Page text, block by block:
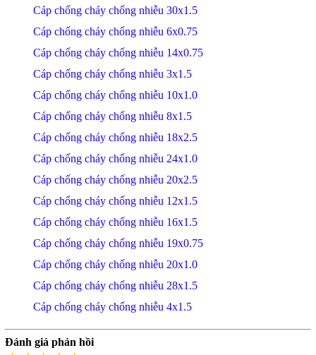
Cáp chống cháy chống nhiễu 30x1.5
Cáp chống cháy chống nhiễu 6x0.75
Cáp chống cháy chống nhiễu 14x0.75
Cáp chống cháy chống nhiễu 3x1.5
Cáp chống cháy chống nhiễu 10x1.0
Cáp chống cháy chống nhiễu 8x1.5
Cáp chống cháy chống nhiễu 18x2.5
Cáp chống cháy chống nhiễu 24x1.0
Cáp chống cháy chống nhiễu 20x2.5
Cáp chống cháy chống nhiễu 12x1.5
Cáp chống cháy chống nhiễu 16x1.5
Cáp chống cháy chống nhiễu 19x0.75
Cáp chống cháy chống nhiễu 20x1.0
Cáp chống cháy chống nhiễu 28x1.5
Cáp chống cháy chống nhiễu 4x1.5
Đánh giá phản hồi